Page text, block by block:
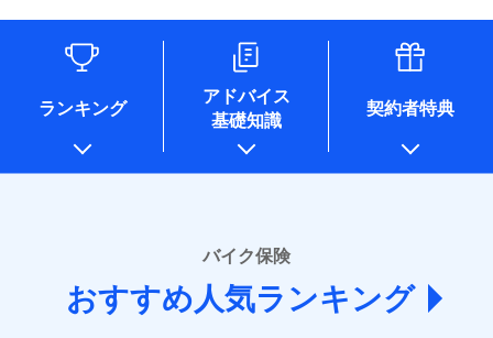
情報を取引のある他の保険会社の商品・サービスをご提案す
るために利用させていただくことがあります。）
各種セミナーの開催のため
アンケートやキャンペーン等の実施のため
上記に係る案内・手続き・管理等付帯業務を行うため
* 当社が委託を受けている保険会社の情報は、保険会社
のホームページに掲載しておりますので、ご確認くださ
あいおいニッセイ同和損害保険株式会社
(https://www.aioinissaydowa.co.jp/)
アクサ損害保険株式会社 (https://www.axa-
ランキング
アドバイス
基礎知識
契約者特典
バイク保険
おすすめ人気ランキング